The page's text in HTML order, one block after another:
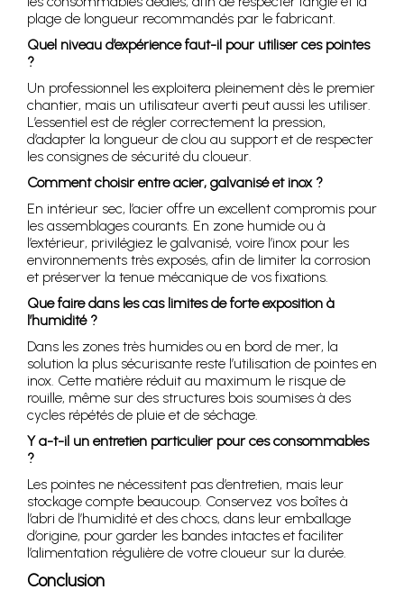
plage de longueur recommandés par le fabricant.
Quel niveau d’expérience faut-il pour utiliser ces pointes
?
Un professionnel les exploitera pleinement dès le premier
chantier, mais un utilisateur averti peut aussi les utiliser.
L’essentiel est de régler correctement la pression,
d’adapter la longueur de clou au support et de respecter
les consignes de sécurité du cloueur.
Comment choisir entre acier, galvanisé et inox ?
En intérieur sec, l’acier offre un excellent compromis pour
les assemblages courants. En zone humide ou à
l’extérieur, privilégiez le galvanisé, voire l’inox pour les
environnements très exposés, afin de limiter la corrosion
et préserver la tenue mécanique de vos fixations.
Que faire dans les cas limites de forte exposition à
l’humidité ?
Dans les zones très humides ou en bord de mer, la
solution la plus sécurisante reste l’utilisation de pointes en
inox. Cette matière réduit au maximum le risque de
rouille, même sur des structures bois soumises à des
cycles répétés de pluie et de séchage.
Y a-t-il un entretien particulier pour ces consommables
?
Les pointes ne nécessitent pas d’entretien, mais leur
stockage compte beaucoup. Conservez vos boîtes à
l’abri de l’humidité et des chocs, dans leur emballage
d’origine, pour garder les bandes intactes et faciliter
l’alimentation régulière de votre cloueur sur la durée.
Conclusion